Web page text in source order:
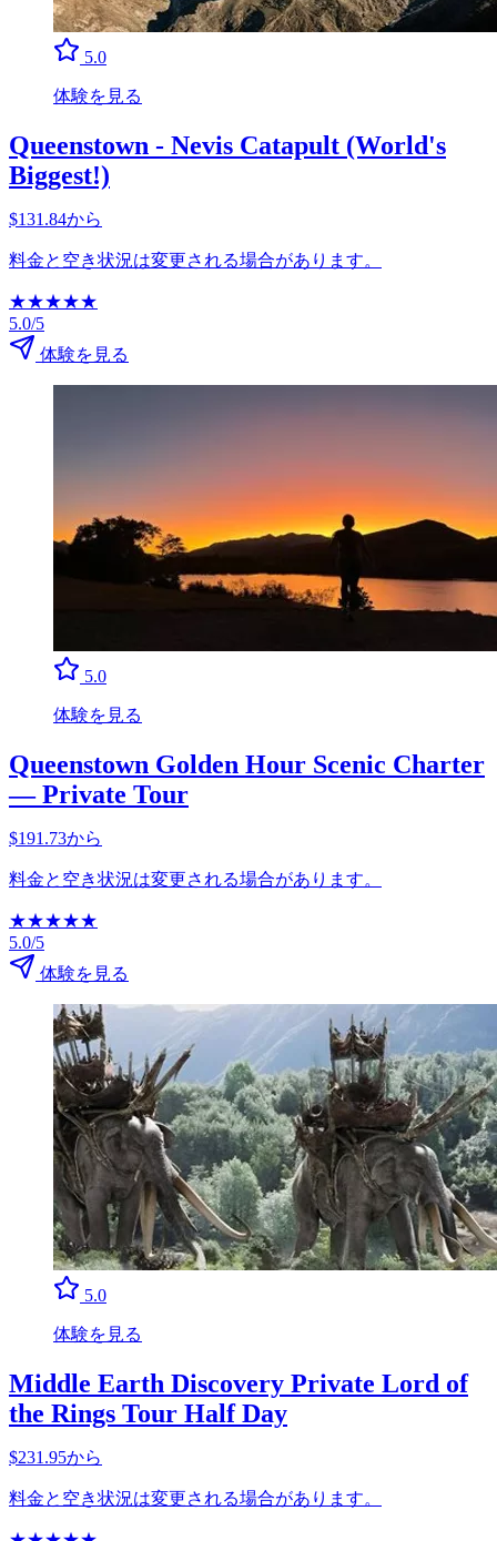
5.0
体験を見る
Queenstown - Nevis Catapult (World's
Biggest!)
$131.84から
料金と空き状況は変更される場合があります。
★★★★★
5.0/5
体験を見る
5.0
体験を見る
Queenstown Golden Hour Scenic Charter
— Private Tour
$191.73から
料金と空き状況は変更される場合があります。
★★★★★
5.0/5
体験を見る
5.0
体験を見る
Middle Earth Discovery Private Lord of
the Rings Tour Half Day
$231.95から
料金と空き状況は変更される場合があります。